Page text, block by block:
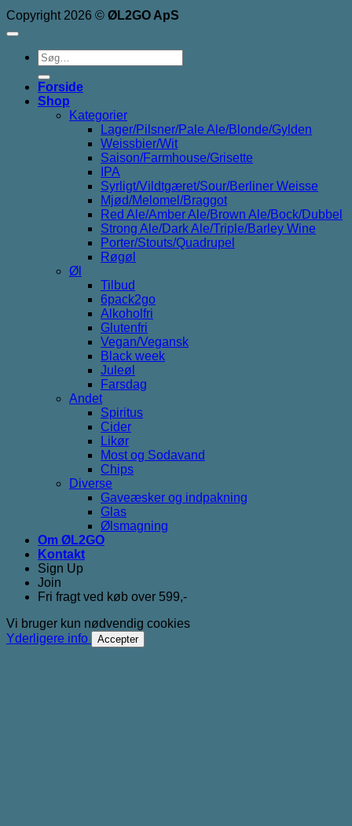
Copyright 2026 © ØL2GO ApS
Søg
efter:
Forside
Shop
Kategorier
Lager/Pilsner/Pale Ale/Blonde/Gylden
Weissbier/Wit
Saison/Farmhouse/Grisette
IPA
Syrligt/Vildtgæret/Sour/Berliner Weisse
Mjød/Melomel/Braggot
Red Ale/Amber Ale/Brown Ale/Bock/Dubbel
Strong Ale/Dark Ale/Triple/Barley Wine
Porter/Stouts/Quadrupel
Røgøl
Øl
Tilbud
6pack2go
Alkoholfri
Glutenfri
Vegan/Vegansk
Black week
Juleøl
Farsdag
Andet
Spiritus
Cider
Likør
Most og Sodavand
Chips
Diverse
Gaveæsker og indpakning
Glas
Ølsmagning
Om ØL2GO
Kontakt
Sign Up
Join
Fri fragt ved køb over 599,-
Vi bruger kun nødvendig cookies
Yderligere info
Accepter